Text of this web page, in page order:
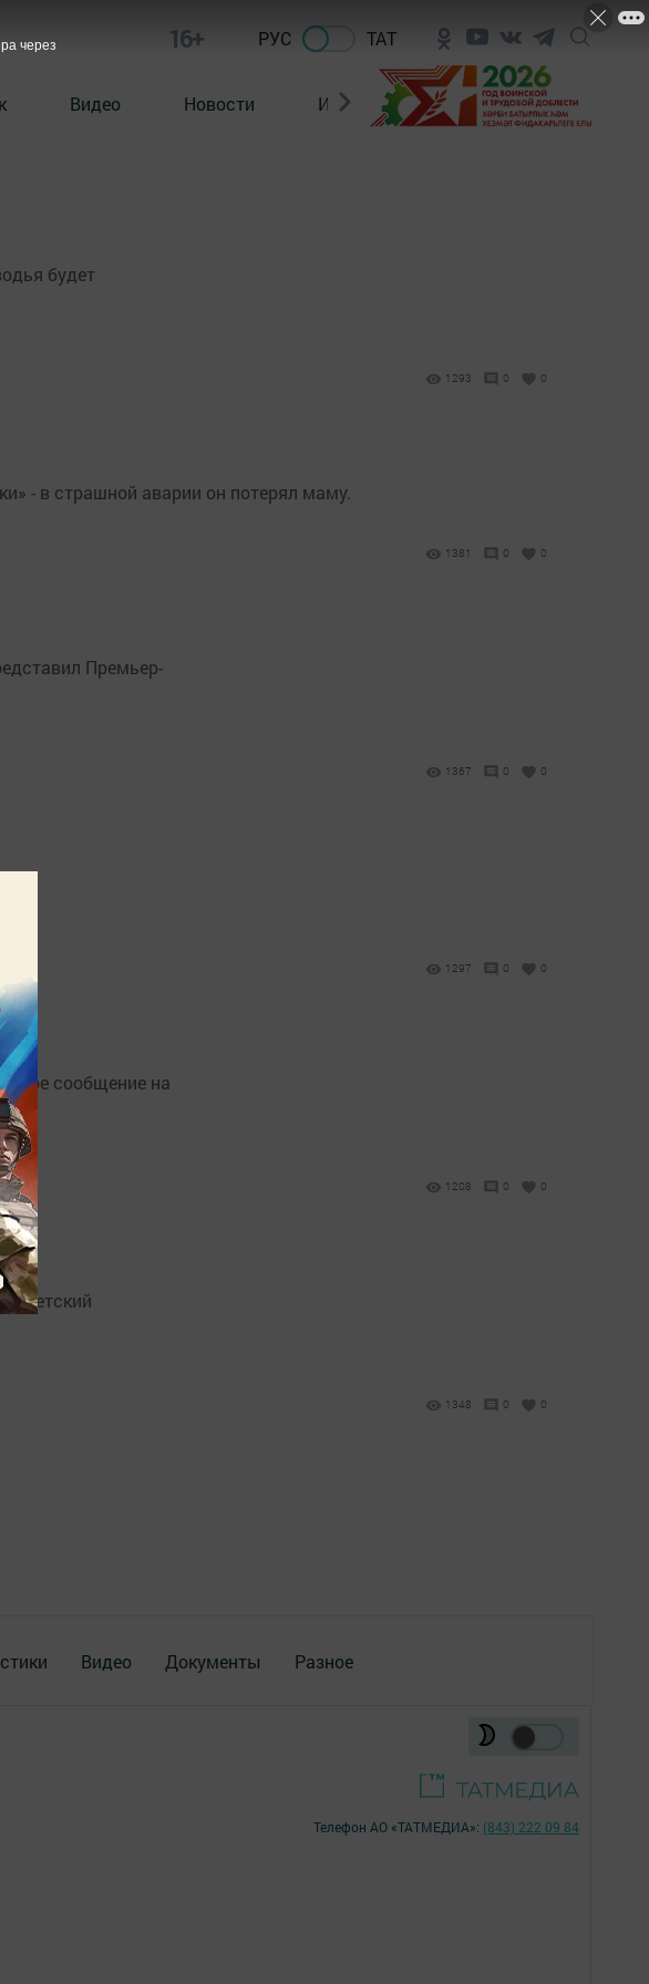
16+ РУС ТАТ
Видео Новости Из зала суда
будет
1293 0 0
- в страшной аварии он потерял маму.
1381 0 0
Премьер-
1367 0 0
1297 0 0
сообщение на
1208 0 0
"Детский
1348 0 0
Видео Документы Разное
Телефон АО «ТАТМЕДИА»: (843) 222 09 84
через